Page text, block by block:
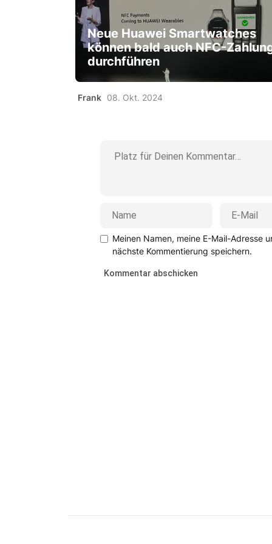
Neue Huawei Smartwatches
können bald auch NFC-
durchführen
Frank 08. Okt. 2024
Meinen Namen, meine E-Mail-Adresse
nächste Kommentierung speichern.